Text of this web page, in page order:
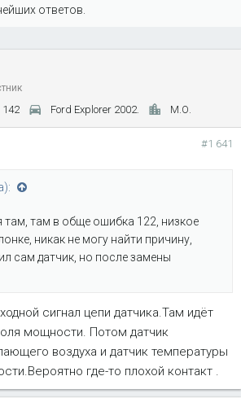
ответов.
142 Ford Explorer 2002. М.О.
#1 641
там, там в обще ошибка 122, низкое
никак не могу найти причину,
сам датчик, но после замены
сигнал цепи датчика.Там идёт
мощности. Потом датчик
воздуха и датчик температуры
где-то плохой контакт .